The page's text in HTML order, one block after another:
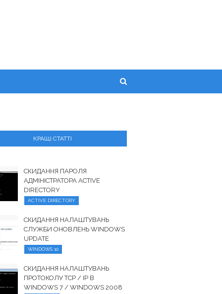
КРАЩІ СТАТТІ
СКИДАННЯ ПАРОЛЯ
АДМІНІСТРАТОРА ACTIVE
DIRECTORY
ACTIVE DIRECTORY
СКИДАННЯ НАЛАШТУВАНЬ
СЛУЖБИ ОНОВЛЕНЬ WINDOWS
UPDATE
WINDOWS 10
СКИДАННЯ НАЛАШТУВАНЬ
ПРОТОКОЛУ TCP / IP В
WINDOWS 7 / WINDOWS 2008